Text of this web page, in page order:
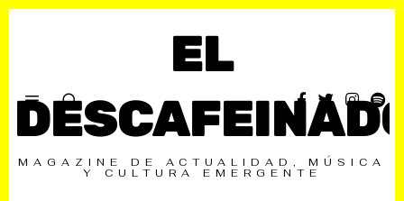
EL
MAGAZINE DE ACTUALIDAD, MÚSICA
Y CULTURA EMERGENTE